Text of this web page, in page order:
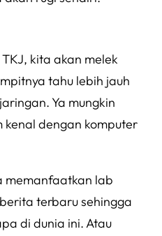
kita akan melek
tahu lebih jauh
Ya mungkin
kenal dengan komputer
memanfaatkan lab
terbaru sehingga
di dunia ini. Atau